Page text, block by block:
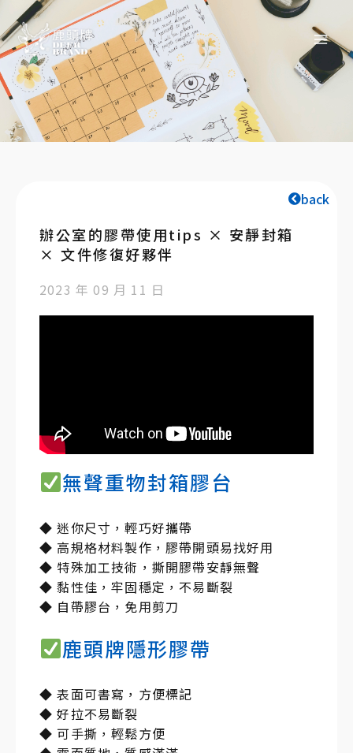
back
辦公室的膠帶使用tips × 安靜封箱
× 文件修復好夥伴
2023 年 09 月 11 日
無聲重物封箱膠台
◆ 迷你尺寸，輕巧好攜帶
◆ 高規格材料製作，膠帶開頭易找好用
​◆ 特殊加工技術，撕開膠帶安靜無聲
◆ 黏性佳，牢固穩定，不易斷裂
◆ 自帶膠台，免用剪刀
鹿頭牌隱形膠帶
◆ 表面可書寫，方便標記
◆ 好拉不易斷裂
◆ 可手撕，輕鬆方便